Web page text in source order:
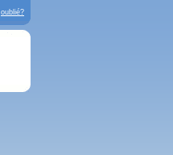
oublié?